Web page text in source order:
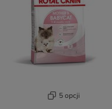
5 opcji